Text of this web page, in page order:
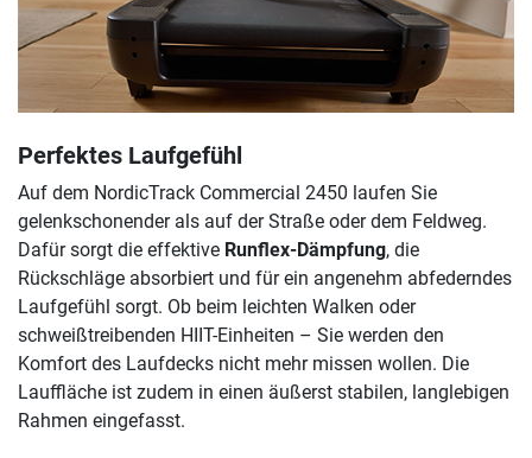
Perfektes Laufgefühl
Auf dem NordicTrack Commercial 2450 laufen Sie
gelenkschonender als auf der Straße oder dem Feldweg.
Dafür sorgt die effektive Runflex-Dämpfung, die
Rückschläge absorbiert und für ein angenehm abfederndes
Laufgefühl sorgt. Ob beim leichten Walken oder
schweißtreibenden HIIT-Einheiten – Sie werden den
Komfort des Laufdecks nicht mehr missen wollen. Die
Lauffläche ist zudem in einen äußerst stabilen, langlebigen
Rahmen eingefasst.